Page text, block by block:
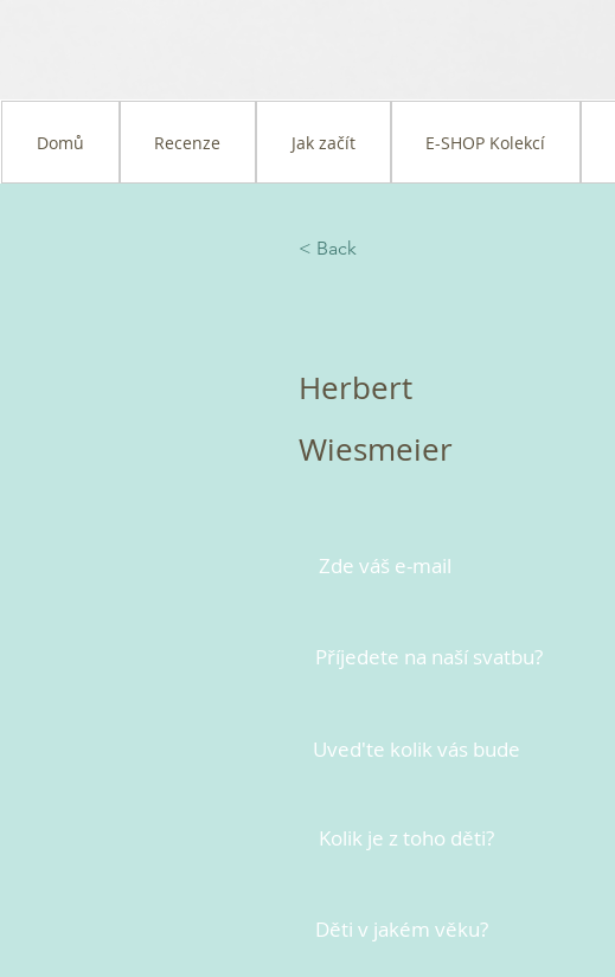
Domů Recenze Jak začít E-SHOP Kolekcí
< Back
Herbert
Wiesmeier
Zde váš e-mail
Příjedete na naší svatbu?
Uved'te kolik vás bude
Kolik je z toho děti?
Děti v jakém věku?